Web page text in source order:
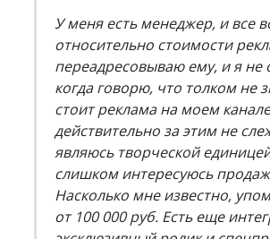
У меня есть менеджер, и все
относительно стоимости
переадресовываю ему, и я
когда говорю, что толком не
стоит реклама на моем
действительно за этим не
являюсь творческой
слишком интересуюсь
Насколько мне известно,
от 100 000 руб. Есть еще